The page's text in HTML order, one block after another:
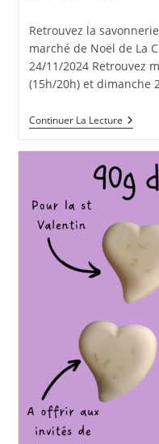
la
publication :
Retrouvez la
marché de Noël de La
24/11/2024 Retrouvez
(15h/20h) et dimanche
Continuer La LectureMarché
À
La
23
24
2024